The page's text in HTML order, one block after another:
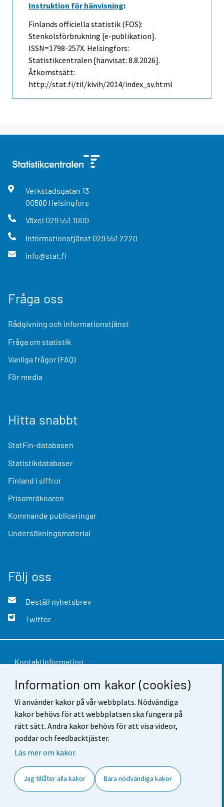
Information om kakor (cookies)
Vi använder kakor på vår webbplats. Nödvändiga
kakor behövs för att webbplatsen ska fungera på
rätt sätt. Andra kakor behövs för att visa videor,
poddar och feedbacktjäster.
Läs mer om kakor.
Jag tillåter alla kakor Bara nödvändiga kakor
Instruktion för hänvisning:
Finlands officiella statistik (FOS):
Stenkolsförbrukning [e-publikation].
ISSN=1798-257X. Helsingfors:
Statistikcentralen [hänvisat: 8.8.2026].
Åtkomstsätt:
http://stat.fi/til/kivih/2014/index_sv.html
Verkstadsgatan 13
00580 Helsingfors
Växel 029 551 1000
Informationstjänst 029 551 2220
info@stat.fi
Fråga oss
Rådgivning och informationstjänst
Fråga om statistik
Vanliga frågor (FAQ)
För media
Hitta snabbt
StatFin-databasen
Statistikdatabaser
Finland i siffror
Prisomräknaren
Kommande publiceringar
Undersökningsmaterial
Följ oss
Beställ nyhetsbrev
Twitter
Kontaktinformation
Respons
Användarvillkor
Dataskydd
Tillgänglighet
Cookie-inställningar